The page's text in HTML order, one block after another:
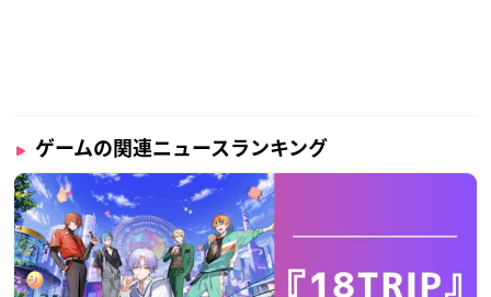
ゲームの関連ニュースランキング